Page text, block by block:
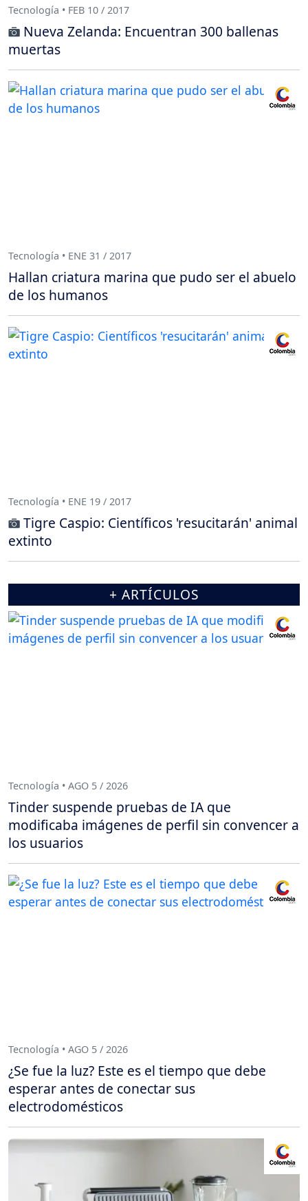
Tecnología • FEB 10 / 2017
Nueva Zelanda: Encuentran 300 ballenas
muertas
Tecnología • ENE 31 / 2017
Hallan criatura marina que pudo ser el abuelo
de los humanos
Tecnología • ENE 19 / 2017
Tigre Caspio: Científicos 'resucitarán' animal
extinto
+ ARTÍCULOS
Tecnología • AGO 5 / 2026
Tinder suspende pruebas de IA que
modificaba imágenes de perfil sin convencer a
los usuarios
Tecnología • AGO 5 / 2026
¿Se fue la luz? Este es el tiempo que debe
esperar antes de conectar sus
electrodomésticos